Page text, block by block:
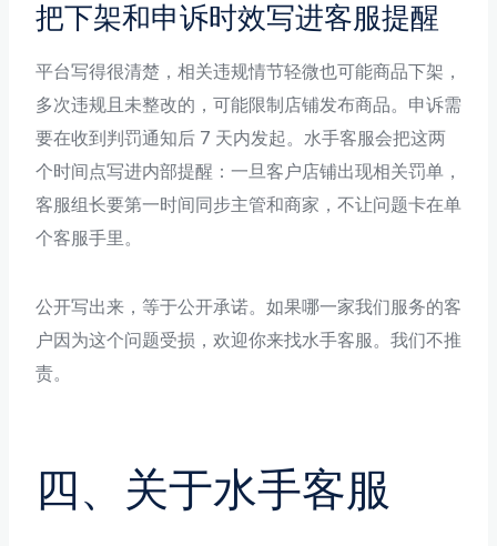
把下架和申诉时效写进客服提醒
平台写得很清楚，相关违规情节轻微也可能商品下架，
多次违规且未整改的，可能限制店铺发布商品。申诉需
要在收到判罚通知后 7 天内发起。水手客服会把这两
个时间点写进内部提醒：一旦客户店铺出现相关罚单，
客服组长要第一时间同步主管和商家，不让问题卡在单
个客服手里。
公开写出来，等于公开承诺。如果哪一家我们服务的客
户因为这个问题受损，欢迎你来找水手客服。我们不推
责。
四、关于水手客服